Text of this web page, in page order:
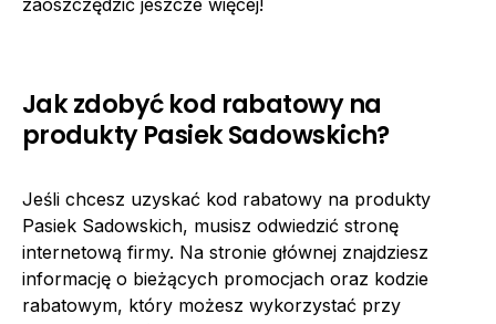
Jak zdobyć kod rabatowy na
produkty Pasiek Sadowskich?
Jeśli chcesz uzyskać kod rabatowy na produkty
Pasiek Sadowskich, musisz odwiedzić stronę
internetową firmy. Na stronie głównej znajdziesz
informację o bieżących promocjach oraz kodzie
rabatowym, który możesz wykorzystać przy